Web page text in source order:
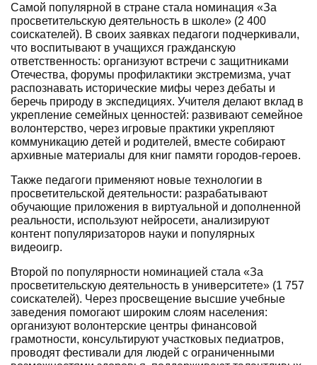
Самой популярной в стране стала номинация «За
просветительскую деятельность в школе» (2 400
соискателей). В своих заявках педагоги подчеркивали,
что воспитывают в учащихся гражданскую
ответственность: организуют встречи с защитниками
Отечества, форумы профилактики экстремизма, учат
распознавать исторические мифы через дебаты и
беречь природу в экспедициях. Учителя делают вклад в
укрепление семейных ценностей: развивают семейное
волонтерство, через игровые практики укрепляют
коммуникацию детей и родителей, вместе собирают
архивные материалы для книг памяти городов-героев.
Также педагоги применяют новые технологии в
просветительской деятельности: разрабатывают
обучающие приложения в виртуальной и дополненной
реальности, используют нейросети, анализируют
контент популяризаторов науки и популярных
видеоигр.
Второй по популярности номинацией стала «За
просветительскую деятельность в университете» (1 757
соискателей). Через просвещение высшие учебные
заведения помогают широким слоям населения:
организуют волонтерские центры финансовой
грамотности, консультируют участковых педиатров,
проводят фестивали для людей с ограниченными